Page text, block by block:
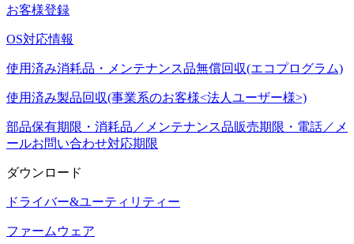
お客様登録
OS対応情報
使用済み消耗品・メンテナンス品無償回収(エコプログラム)
使用済み製品回収(事業系のお客様<法人ユーザー様>)
部品保有期限・消耗品／メンテナンス品販売期限・電話／メ
ールお問い合わせ対応期限
ダウンロード
ドライバー&ユーティリティー
ファームウェア